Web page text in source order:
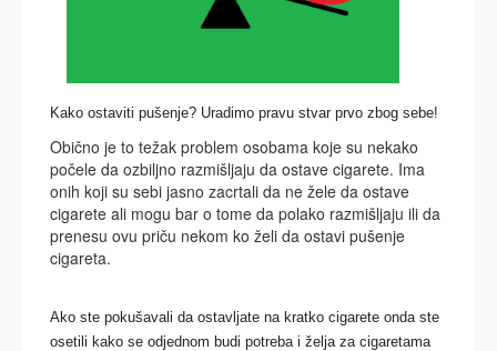
Kako ostaviti pušenje? Uradimo pravu stvar prvo zbog sebe!
Obično je to težak problem osobama koje su nekako
počele da ozbiljno razmišljaju da ostave cigarete. Ima
onih koji su sebi jasno zacrtali da ne žele da ostave
cigarete ali mogu bar o tome da polako razmišljaju ili da
prenesu ovu priču nekom ko želi da ostavi pušenje
cigareta.
Ako ste pokušavali da ostavljate na kratko cigarete onda ste
osetili kako se odjednom budi potreba i želja za cigaretama